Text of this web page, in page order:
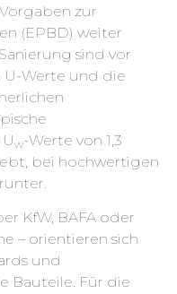
zur
(EPBD) weiter
sind vor
U-Werte und die
w-Werte von 1,3
bei hochwertigen
KfW, BAFA oder
– orientieren sich
und
Bauteile. Für die